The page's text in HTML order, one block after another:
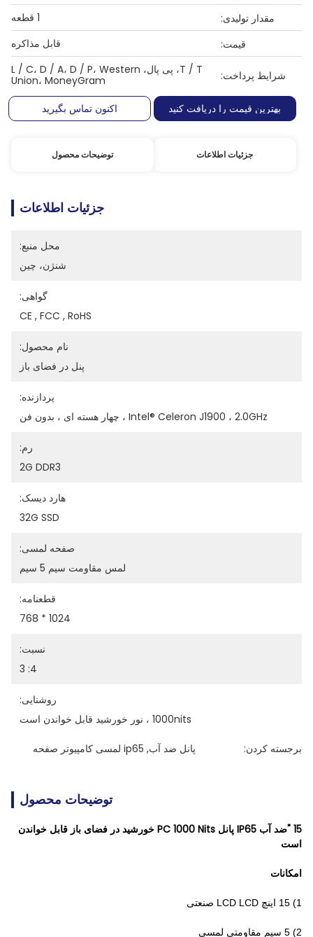
مقدار تولیدی:
1 قطعه
قیمت:
قابل مذاکره
شرایط پرداخت:
T / T، پی پال، L / C، D / A، D / P، Western
Union، MoneyGram
بهترین قیمت را دریافت کنید
اکنون تماس بگیرید
جزئیات اطلاعات توضیحات محصول
جزئیات اطلاعات
محل منبع:
شنژن، چین
گواهی:
CE , FCC , RoHS
نام محصول:
پنل در فضای باز
پردازنده:
Intel® Celeron J1900 ، 2.0GHz ، چهار هسته ای ، بدون فن
رم:
2G DDR3
هارد دیسک:
32G SSD
صفحه لمسی:
لمس مقاومت سیم 5 سیم
قطعنامه:
1024 * 768
نسبت:
4: 3
روشنایی:
1000nits ، نور خورشید قابل خواندن است
برجسته کردن: پانل ضد آب, ip65 لمسی کامپیوتر صفحه
توضیحات محصول
15 "ضد آب IP65 پانل PC 1000 Nits خورشید در فضای باز قابل خواندن
است
امکانات
1) 15 اینچ LCD LCD صنعتی
2)
5 سیم مقاومتی لمسی